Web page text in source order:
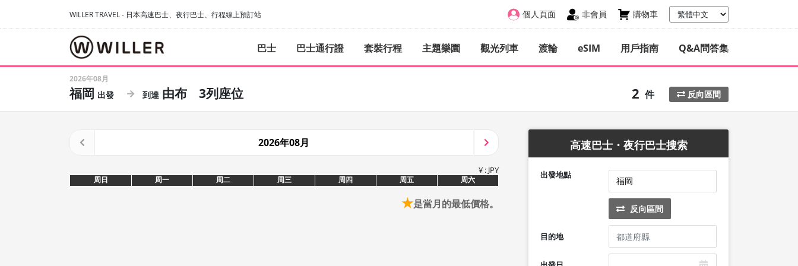
WILLER TRAVEL - 日本高速巴士、夜行巴士、行程線上預訂站 個人頁面 非會員 購物車
巴士 巴士通行證 套裝行程 主題樂園 觀光列車 渡輪 eSIM 用戶指南 Q&A問答集
2026年08月
福岡 由布 3列座位 2 件 反向區間
2026年08月
¥ : JPY
周日 周一 周二 周三 周四 周五 周六
★是當月的最低價格。
高速巴士・夜行巴士搜索
出發地點
反向區間
目的地